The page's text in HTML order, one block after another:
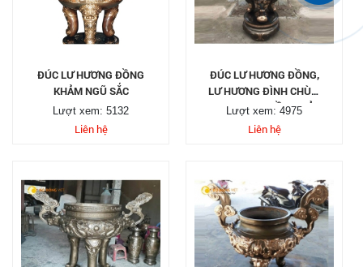
ĐÚC LƯ HƯƠNG ĐỒNG
KHẢM NGŨ SẮC
Lượt xem: 5132
Liên hệ
ĐÚC LƯ HƯƠNG ĐỒNG,
LƯ HƯƠNG ĐÌNH CHÙA,
LƯ HƯƠNG ĐỒNG ĐỎ
ĐẸP THEO YÊU CẦU.
Lượt xem: 4975
Liên hệ